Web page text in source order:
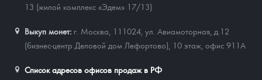
13 (жилой комплекс «Эдем» 17/13)
Выкуп монет: г. Москва, 111024, ул. Авиамоторная, д.12
(бизнес-центр Деловой дом Лефортово), 10 этаж, офис 911А
Список адресов офисов продаж в РФ